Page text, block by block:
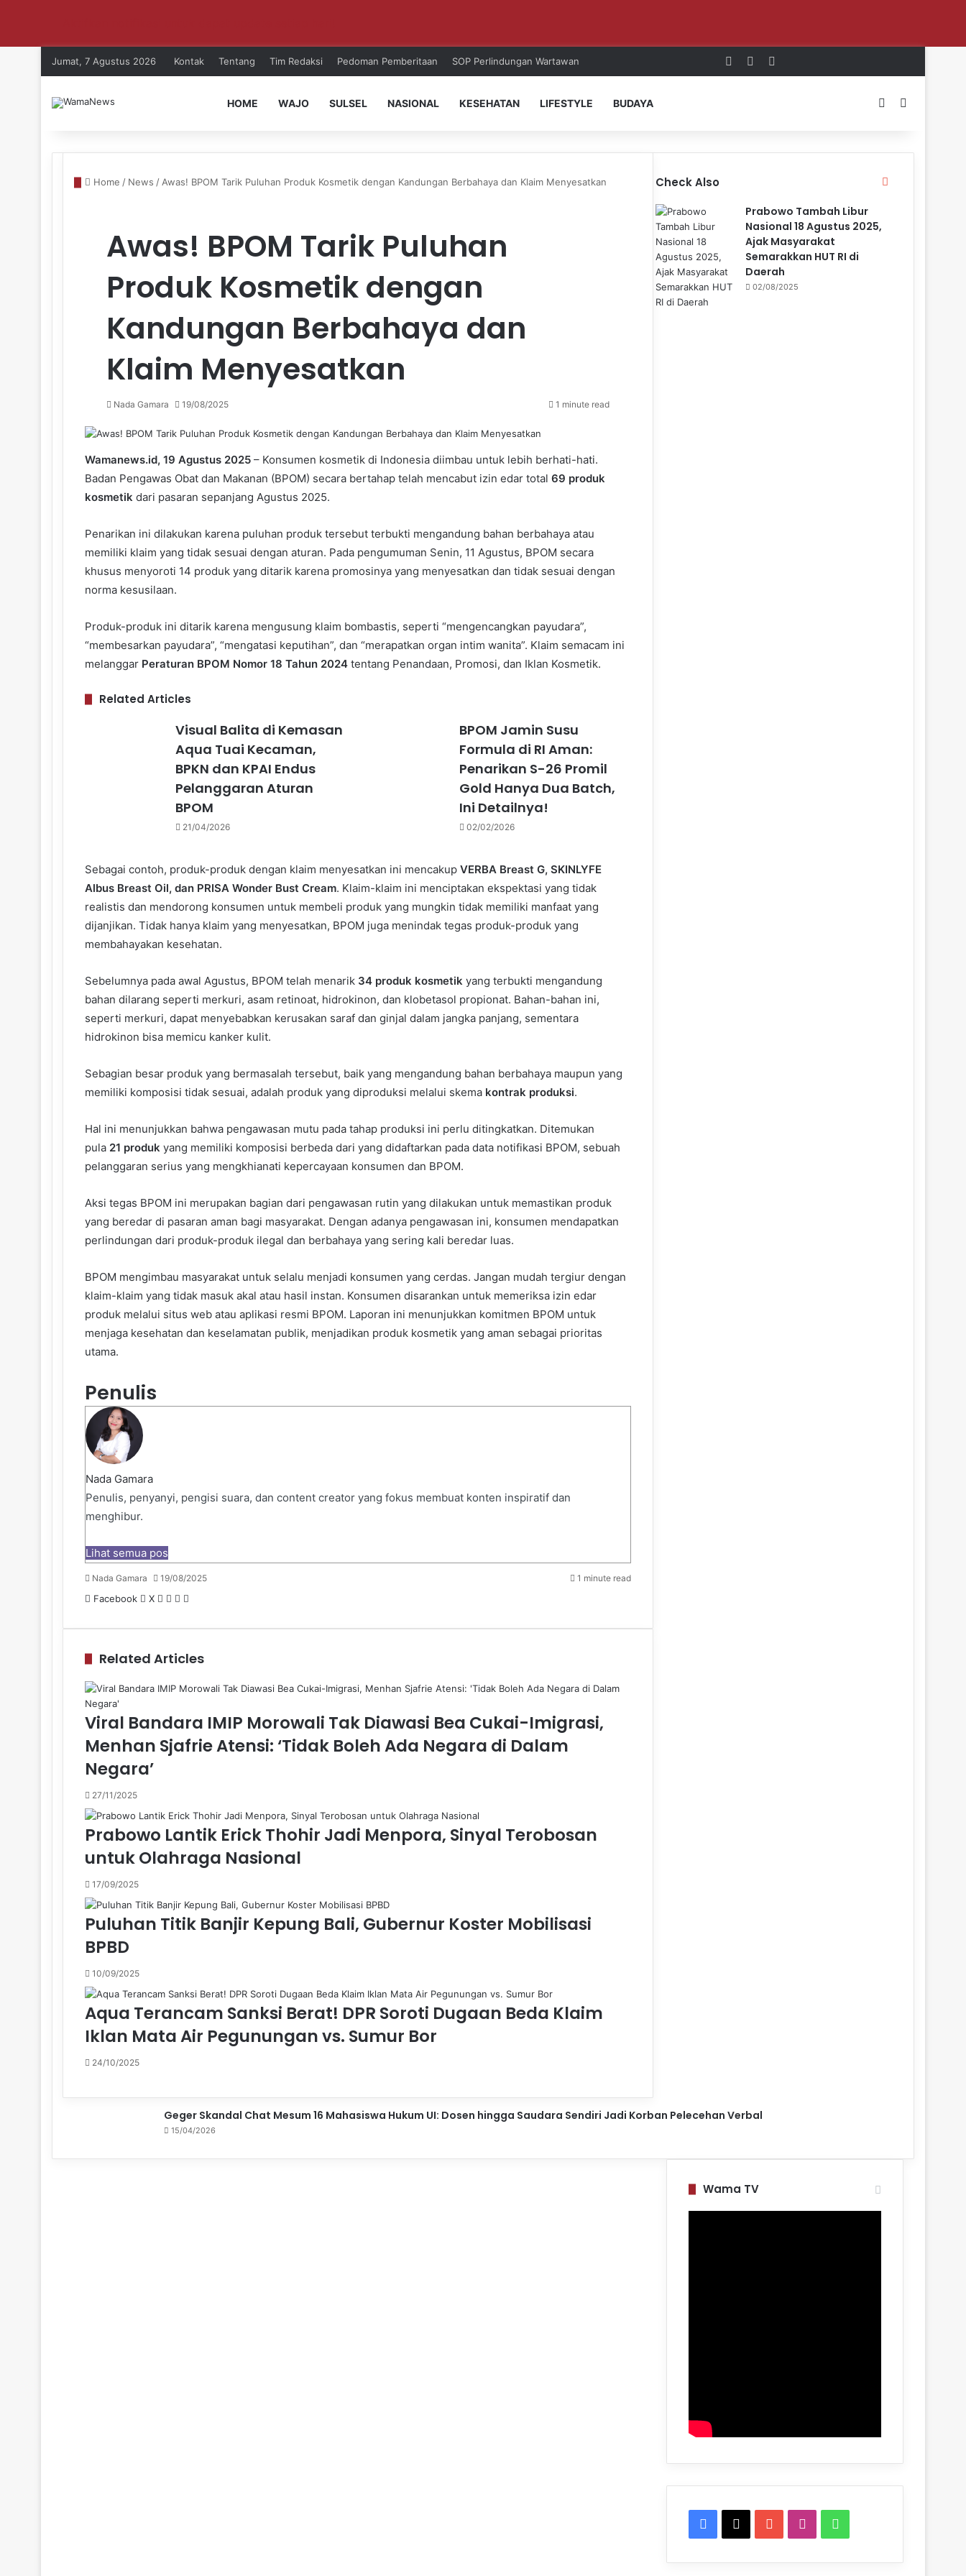
Jumat, 7 Agustus 2026 Kontak Tentang Tim Redaksi Pedoman Pemberitaan SOP Perlindungan Wartawan Log InRandom Article
HOME WAJO SULSEL NASIONAL KESEHATAN LIFESTYLE BUDAYA Switch skin
Home / News / Awas! BPOM Tarik Puluhan Produk Kosmetik dengan Kandungan Berbahaya dan Klaim Menyesatkan
Awas! BPOM Tarik Puluhan
Produk Kosmetik dengan
Kandungan Berbahaya dan
Klaim Menyesatkan
Nada Gamara 19/08/2025 1 minute read
Wamanews.id, 19 Agustus 2025 – Konsumen kosmetik di Indonesia diimbau untuk lebih berhati-hati.
Badan Pengawas Obat dan Makanan (BPOM) secara bertahap telah mencabut izin edar total 69 produk
kosmetik dari pasaran sepanjang Agustus 2025.
Penarikan ini dilakukan karena puluhan produk tersebut terbukti mengandung bahan berbahaya atau
memiliki klaim yang tidak sesuai dengan aturan. Pada pengumuman Senin, 11 Agustus, BPOM secara
khusus menyoroti 14 produk yang ditarik karena promosinya yang menyesatkan dan tidak sesuai dengan
norma kesusilaan.
Produk-produk ini ditarik karena mengusung klaim bombastis, seperti “mengencangkan payudara”,
“membesarkan payudara”, “mengatasi keputihan”, dan “merapatkan organ intim wanita”. Klaim semacam ini
melanggar Peraturan BPOM Nomor 18 Tahun 2024 tentang Penandaan, Promosi, dan Iklan Kosmetik.
Related Articles
Visual Balita di Kemasan
Aqua Tuai Kecaman,
BPKN dan KPAI Endus
Pelanggaran Aturan
BPOM
21/04/2026
BPOM Jamin Susu
Formula di RI Aman:
Penarikan S-26 Promil
Gold Hanya Dua Batch,
Ini Detailnya!
02/02/2026
Sebagai contoh, produk-produk dengan klaim menyesatkan ini mencakup VERBA Breast G, SKINLYFE
Albus Breast Oil, dan PRISA Wonder Bust Cream. Klaim-klaim ini menciptakan ekspektasi yang tidak
realistis dan mendorong konsumen untuk membeli produk yang mungkin tidak memiliki manfaat yang
dijanjikan. Tidak hanya klaim yang menyesatkan, BPOM juga menindak tegas produk-produk yang
membahayakan kesehatan.
Sebelumnya pada awal Agustus, BPOM telah menarik 34 produk kosmetik yang terbukti mengandung
bahan dilarang seperti merkuri, asam retinoat, hidrokinon, dan klobetasol propionat. Bahan-bahan ini,
seperti merkuri, dapat menyebabkan kerusakan saraf dan ginjal dalam jangka panjang, sementara
hidrokinon bisa memicu kanker kulit.
Sebagian besar produk yang bermasalah tersebut, baik yang mengandung bahan berbahaya maupun yang
memiliki komposisi tidak sesuai, adalah produk yang diproduksi melalui skema kontrak produksi.
Hal ini menunjukkan bahwa pengawasan mutu pada tahap produksi ini perlu ditingkatkan. Ditemukan
pula 21 produk yang memiliki komposisi berbeda dari yang didaftarkan pada data notifikasi BPOM, sebuah
pelanggaran serius yang mengkhianati kepercayaan konsumen dan BPOM.
Aksi tegas BPOM ini merupakan bagian dari pengawasan rutin yang dilakukan untuk memastikan produk
yang beredar di pasaran aman bagi masyarakat. Dengan adanya pengawasan ini, konsumen mendapatkan
perlindungan dari produk-produk ilegal dan berbahaya yang sering kali beredar luas.
BPOM mengimbau masyarakat untuk selalu menjadi konsumen yang cerdas. Jangan mudah tergiur dengan
klaim-klaim yang tidak masuk akal atau hasil instan. Konsumen disarankan untuk memeriksa izin edar
produk melalui situs web atau aplikasi resmi BPOM. Laporan ini menunjukkan komitmen BPOM untuk
menjaga kesehatan dan keselamatan publik, menjadikan produk kosmetik yang aman sebagai prioritas
utama.
Penulis
Nada Gamara
Penulis, penyanyi, pengisi suara, dan content creator yang fokus membuat konten inspiratif dan
menghibur.
Lihat semua pos
Nada Gamara 19/08/2025 1 minute read
Facebook X Pinterest
WhatsApp
Share
Email
Related Articles
Viral Bandara IMIP Morowali Tak Diawasi Bea Cukai-Imigrasi,
Menhan Sjafrie Atensi: ‘Tidak Boleh Ada Negara di Dalam
Negara’
27/11/2025
Prabowo Lantik Erick Thohir Jadi Menpora, Sinyal Terobosan
untuk Olahraga Nasional
17/09/2025
Puluhan Titik Banjir Kepung Bali, Gubernur Koster Mobilisasi
BPBD
10/09/2025
Aqua Terancam Sanksi Berat! DPR Soroti Dugaan Beda Klaim
Iklan Mata Air Pegunungan vs. Sumur Bor
24/10/2025
Check Also Close
Prabowo Tambah Libur
Nasional 18 Agustus 2025,
Ajak Masyarakat
Semarakkan HUT RI di
Daerah
02/08/2025
Geger Skandal Chat Mesum 16 Mahasiswa Hukum UI: Dosen hingga Saudara Sendiri Jadi Korban Pelecehan Verbal
15/04/2026
Wama TV
Facebook
X YouTubeInstagram